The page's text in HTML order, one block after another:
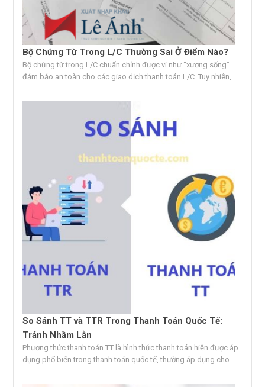
Bộ Chứng Từ Trong L/C Thường Sai Ở Điểm Nào?
Bộ chứng từ trong L/C chuẩn chỉnh được ví như “xương sống”
đảm bảo an toàn cho các giao dịch thanh toán L/C. Tuy nhiên,...
So Sánh TT và TTR Trong Thanh Toán Quốc Tế:
Tránh Nhầm Lẫn
Phương thức thanh toán TT là hình thức thanh toán hiện được áp
dụng phổ biến trong thanh toán quốc tế, thường áp dụng cho...